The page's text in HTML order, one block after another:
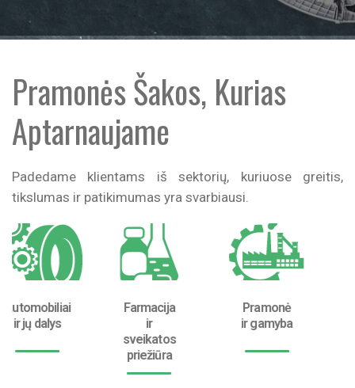
Pramonės Šakos, Kurias
Aptarnaujame
Padedame klientams iš sektorių, kuriuose greitis,
tikslumas ir patikimumas yra svarbiausi.
Farmacija
ir
priežiūra
Pramonė
ir gamyba
Maistas
ir gėrimai